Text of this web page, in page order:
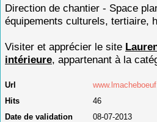
Direction de chantier - Space
équipements culturels, tertiaire,
Visiter et apprécier le site
intérieure, appartenant à la
Url
Hits
46
Date de validation
08-07-2013